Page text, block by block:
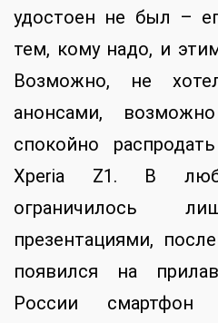
удостоен не был –
тем, кому надо, и
Возможно, не
анонсами,
спокойно
Xperia Z1. В
ограничилось
презентациями,
появился на
России смартфон